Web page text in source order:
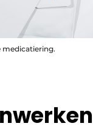
medicatiering.